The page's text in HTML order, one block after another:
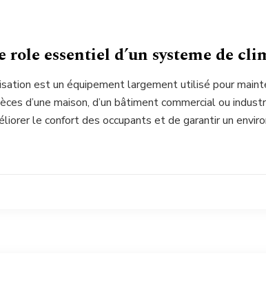
role essentiel d’un systeme de
est un équipement largement utilisé pour
d’une maison, d’un bâtiment commercial ou
le confort des occupants et de garantir un